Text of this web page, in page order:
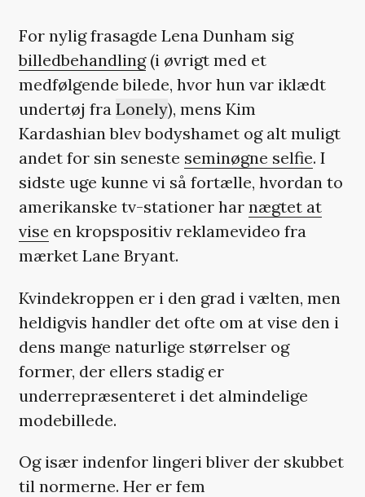
For nylig frasagde Lena Dunham sig
billedbehandling(i øvrigt med et
medfølgende bilede, hvor hun var iklædt
undertøj fra Lonely), mens Kim
Kardashian blev bodyshamet og alt muligt
andet for sin seneste seminøgne selfie. I
sidste uge kunne vi så fortælle, hvordan to
amerikanske tv-stationer har nægtet at
vise en kropspositiv reklamevideo fra
mærket Lane Bryant.
Kvindekroppen er i den grad i vælten, men
heldigvis handler det ofte om at vise den i
dens mange naturlige størrelser og
former, der ellers stadig er
underrepræsenteret i det almindelige
modebillede.
Og især indenfor lingeri bliver der skubbet
til normerne. Her er fem